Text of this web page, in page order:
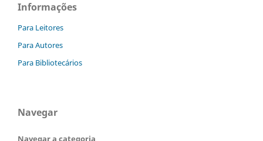
Informações
Para Leitores
Para Autores
Para Bibliotecários
Navegar
Navegar a categoria